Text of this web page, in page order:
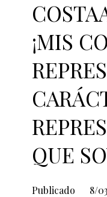
¡MIS
QUE
Publicado 8/